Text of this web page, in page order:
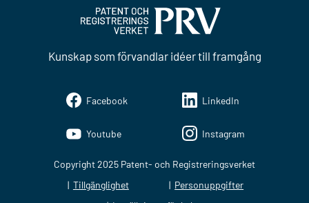
Kunskap som förvandlar idéer till framgång
Facebook LinkedIn
Youtube Instagram
Copyright 2025 Patent- och Registreringsverket
Tillgänglighet
Personuppgifter